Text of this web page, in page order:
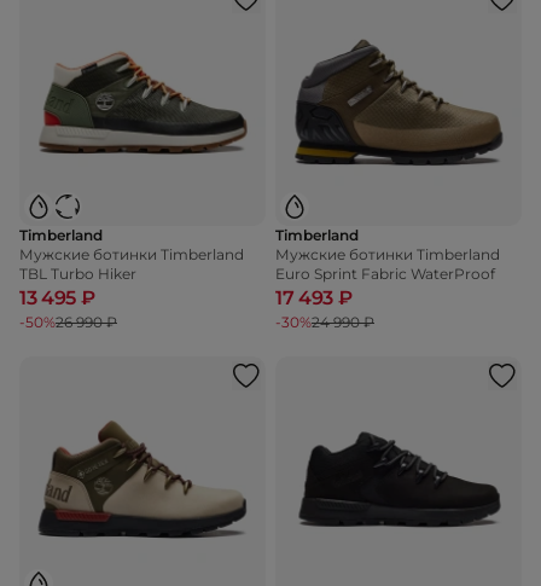
Timberland
Мужские ботинки Timberland
TBL Turbo Hiker
13 495 ₽
-50%26 990 ₽
Timberland
Мужские ботинки Timberland
Euro Sprint Fabric WaterProof
17 493 ₽
-30%24 990 ₽